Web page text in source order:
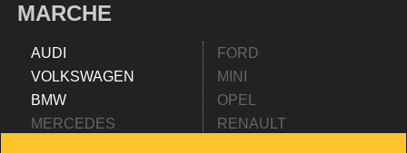
MARCHE
AUDI
VOLKSWAGEN
BMW
MERCEDES
FORD
MINI
OPEL
RENAULT